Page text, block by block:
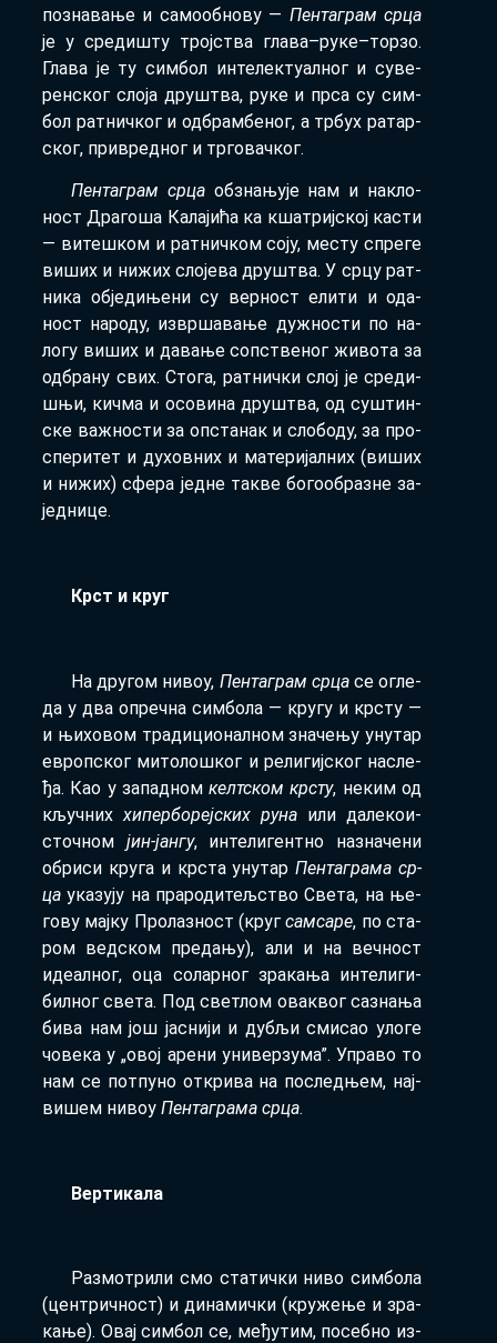
по­зна­ва­ње и са­мо­об­но­ву — Пен­та­грам ср­ца
је у сре­ди­шту трој­ства гла­ва­–ру­ке­–тор­зо.
Гла­ва је ту сим­бол ин­те­лек­ту­ал­ног и су­ве­
рен­ског сло­ја дру­штва, ру­ке и пр­са су сим­
бол рат­нич­ког и од­брам­бе­ног, а тр­бух ра­тар­
ског, при­вред­ног и тр­го­вач­ког.
Пен­та­грам ср­ца об­зна­њу­је нам и на­кло­
ност Дра­го­ша Ка­ла­ји­ћа ка кша­триј­ској ка­сти
— ви­те­шком и рат­нич­ком со­ју, ме­сту спре­ге
ви­ших и ни­жих сло­је­ва дру­штва. У ср­цу рат­
ни­ка об­је­ди­ње­ни су вер­ност ели­ти и ода­
ност на­ро­ду, из­вр­ша­ва­ње ду­жно­сти по на­
ло­гу ви­ших и да­ва­ње соп­стве­ног жи­во­та за
од­бра­ну свих. Сто­га, рат­нич­ки слој је сре­ди­
шњи, кич­ма и осо­ви­на дру­штва, од су­штин­
ске ва­жно­сти за оп­ста­нак и сло­бо­ду, за про­
спе­ри­тет и ду­хов­них и ма­те­ри­јал­них (ви­ших
и ни­жих) сфе­ра јед­не та­кве бо­го­о­бра­зне за­
јед­ни­це.
Крст и круг
На дру­гом ни­воу, Пен­та­грам ср­цасе огле­
да у два опреч­на сим­бо­ла — кру­гу и кр­сту —
и њи­хо­вом тра­ди­ци­о­нал­ном зна­че­њу уну­тар
европ­ског ми­то­ло­шког и ре­ли­гиј­ског на­сле­
ђа. Као у за­пад­номкелт­ском кр­сту, не­ким од
кључ­них хи­пер­бо­реј­ских ру­на или да­ле­ко­и­
сточ­ном јин-јан­гу, ин­те­ли­гент­но на­зна­че­ни
обри­си кру­га и кр­ста уну­тарПен­та­гра­ма ср­
ца ука­зу­ју на пра­ро­ди­тељ­ство Све­та, на ње­
го­ву мај­ку Про­ла­зност (кругсам­са­ре, по ста­
ром вед­ском пре­да­њу), али и на веч­ност
иде­ал­ног, оца со­лар­ног зра­ка­ња ин­те­ли­ги­
бил­ног све­та. Под све­тлом ова­квог са­зна­ња
би­ва нам још ја­сни­ји и ду­бљи сми­сао уло­ге
чо­ве­ка у „овој аре­ни уни­вер­зу­ма”. Упра­во то
нам се пот­пу­но от­кри­ва на по­след­њем, нај­
ви­шем ни­воу Пен­та­гра­ма ср­ца.
Вер­ти­ка­ла
Раз­мо­три­ли смо ста­тич­ки ни­во сим­бо­ла
(цен­трич­ност) и ди­на­мич­ки (кру­же­ње и зра­
ка­ње). Овај сим­бол се, ме­ђу­тим, по­себ­но из­